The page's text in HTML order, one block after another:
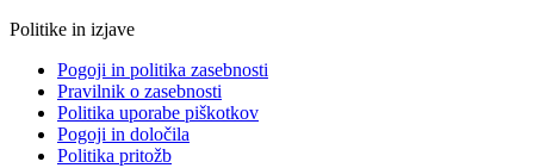
Politike in izjave
Pogoji in politika zasebnosti
Pravilnik o zasebnosti
Politika uporabe piškotkov
Pogoji in določila
Politika pritožb